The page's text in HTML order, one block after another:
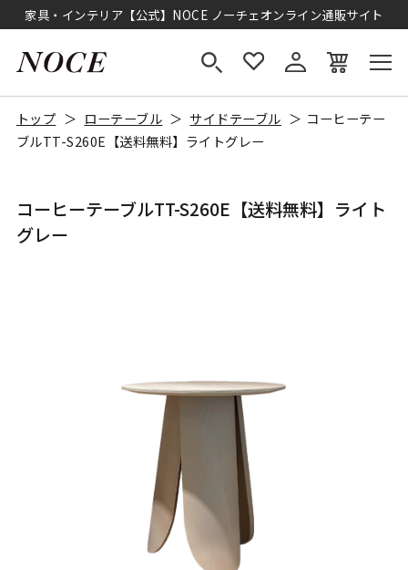
家具・インテリア【公式】NOCE ノーチェオンライン通販サイト
トップ ローテーブル サイドテーブル
コーヒーテー
ブルTT-S260E【送料無料】ライトグレー
コーヒーテーブルTT-S260E【送料無料】ライト
グレー